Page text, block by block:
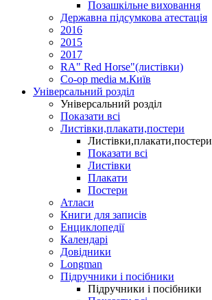
Позашкільне виховання
Державна підсумкова атестація
2016
2015
2017
RA" Red Horse"(листівки)
Co-op media м.Київ
Універсальний розділ
Універсальний розділ
Показати всі
Листівки,плакати,постери
Листівки,плакати,постери
Показати всі
Листівки
Плакати
Постери
Атласи
Книги для записів
Енциклопедії
Календарі
Довідники
Longman
Підручники і посібники
Підручники і посібники